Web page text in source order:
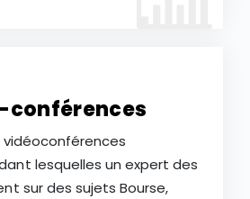
conférences
lesquelles un expert des
sur des sujets Bourse,